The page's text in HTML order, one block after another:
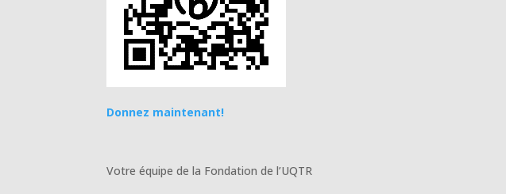
Donnez maintenant!
Votre équipe de la Fondation de l’UQTR